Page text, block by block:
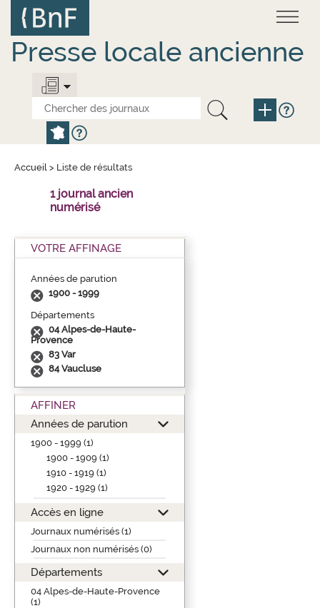
contenu
principal
Presse locale ancienne
Accueil > Liste de résultats
1 journal ancien
numérisé
VOTRE AFFINAGE
Années de parution
1900 - 1999
Départements
04 Alpes-de-Haute-
Provence
83 Var
84 Vaucluse
AFFINER
Années de parution
1900 - 1999 (1)
1900 - 1909 (1)
1910 - 1919 (1)
1920 - 1929 (1)
Accès en ligne
Journaux numérisés (1)
Journaux non numérisés (0)
Départements
04 Alpes-de-Haute-Provence
(1)
Panneau de gestion des cookies